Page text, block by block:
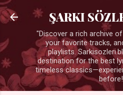
Ana
ŞARKI
"Discover a rich archive
your favorite tracks,
playlists.
destination for the best
timeless